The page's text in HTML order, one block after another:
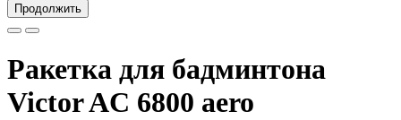
Продолжить
Ракетка для бадминтона
Victor AC 6800 aero